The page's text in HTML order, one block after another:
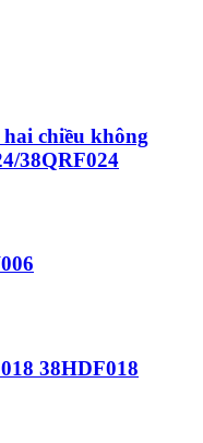
chiều không
38QRF024
38HDF018